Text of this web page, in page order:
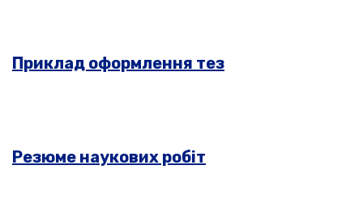
Приклад оформлення тез
Резюме наукових робіт